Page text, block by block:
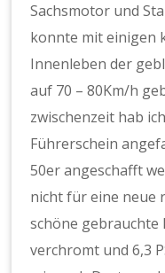
Sachsmotor und
konnte mit einigen
Innenleben der
auf 70 – 80Km/h
zwischenzeit hab
Führerschein
50er angeschafft
nicht für eine neue
schöne gebrauchte
verchromt und 6,3